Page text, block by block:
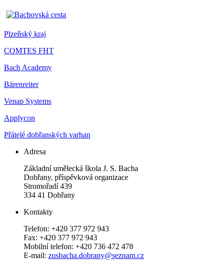
Plzeňský kraj
COMTES FHT
Bach Academy
Bärenreiter
Venap Systems
Applycon
Přátelé dobřanských varhan
Adresa
Základní umělecká škola J. S. Bacha
Dobřany, příspěvková organizace
Stromořadí 439
334 41 Dobřany
Kontakty
Telefon: +420 377 972 943
Fax: +420 377 972 943
Mobilní telefon: +420 736 472 478
E-mail: zusbacha.dobrany@seznam.cz